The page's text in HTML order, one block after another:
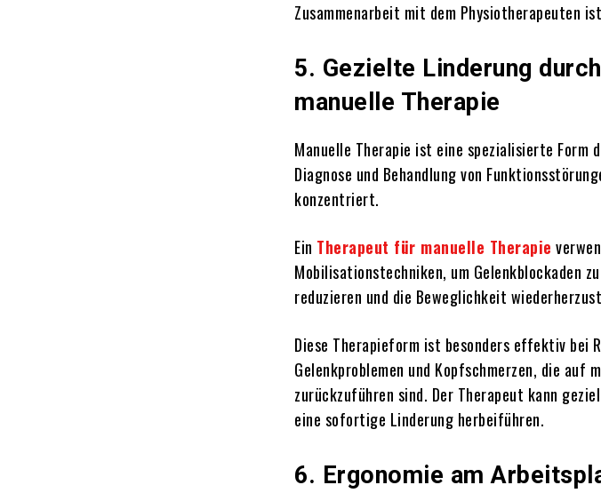
Zusammenarbeit mit dem Physiotherapeuten
5. Gezielte Linderung
manuelle Therapie
Manuelle Therapie ist eine spezialisierte Form
Diagnose und Behandlung von
konzentriert.
Ein Therapeut für manuelle Therapie
Mobilisationstechniken, um Gelenkblockaden
reduzieren und die Beweglichkeit
Diese Therapieform ist besonders effektiv bei
Gelenkproblemen und Kopfschmerzen, die auf
zurückzuführen sind. Der Therapeut kann
eine sofortige Linderung herbeiführen.
6. Ergonomie am